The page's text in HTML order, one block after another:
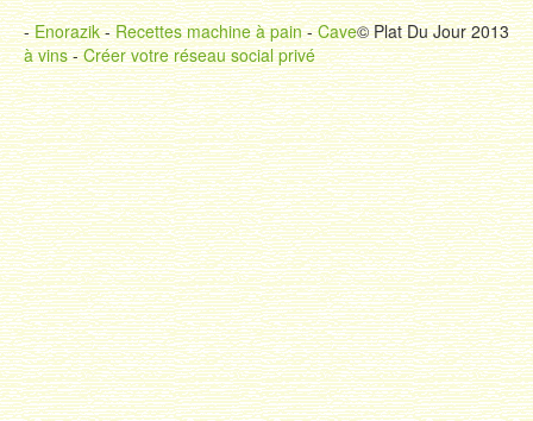
© Plat Du Jour 2013
-Enorazik-Recettes machine à pain-Cave
à vins-Créer votre réseau social privé